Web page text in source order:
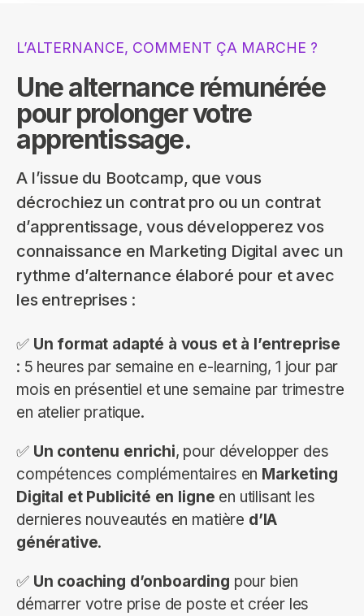
L’ALTERNANCE, COMMENT ÇA MARCHE ?
Une alternance rémunérée
pour prolonger votre
apprentissage.
A l’issue du Bootcamp, que vous
décrochiez un contrat pro ou un contrat
d’apprentissage, vous développerez vos
connaissance en Marketing Digital avec un
rythme d’alternance élaboré pour et avec
les entreprises :
✅ Un format adapté à vous et à l’entreprise
: 5 heures par semaine en e-learning, 1 jour par
mois en présentiel et une semaine par trimestre
en atelier pratique.
✅ Un contenu enrichi, pour développer des
compétences complémentaires en Marketing
Digital et Publicité en ligne en utilisant les
dernieres nouveautés en matière d’IA
générative.
✅ Un coaching d’onboarding pour bien
démarrer votre prise de poste et créer les